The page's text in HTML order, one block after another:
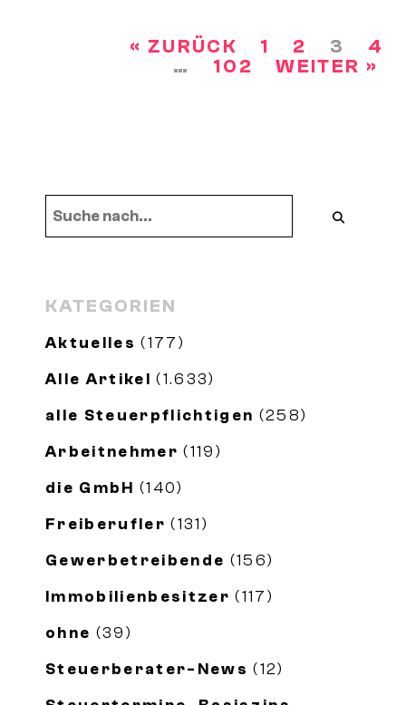
SEITENNUMMERIERUNG
« ZURÜCK 1 2 3
4
…
102 WEITER »
KATEGORIEN
Aktuelles (177)
Alle Artikel (1.633)
alle Steuerpflichtigen (258)
Arbeitnehmer (119)
die GmbH (140)
Freiberufler (131)
Gewerbetreibende (156)
Immobilienbesitzer (117)
ohne (39)
Steuerberater-News (12)